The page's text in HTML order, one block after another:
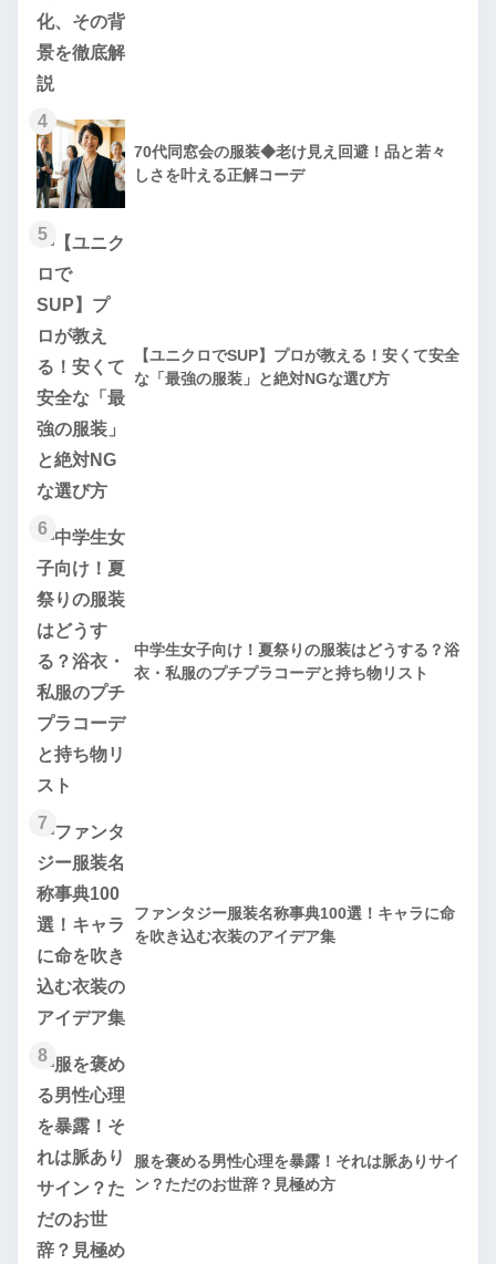
4
70代同窓会の服装◆老け見え回避！品と若々
しさを叶える正解コーデ
5
【ユニクロでSUP】プロが教える！安くて安全
な「最強の服装」と絶対NGな選び方
6
中学生女子向け！夏祭りの服装はどうする？浴
衣・私服のプチプラコーデと持ち物リスト
7
ファンタジー服装名称事典100選！キャラに命
を吹き込む衣装のアイデア集
8
服を褒める男性心理を暴露！それは脈ありサイ
ン？ただのお世辞？見極め方